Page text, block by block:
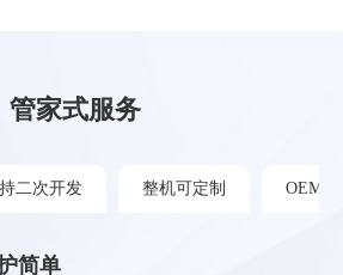
管家式服务
二次开发 整机可定制 OEM/
简单